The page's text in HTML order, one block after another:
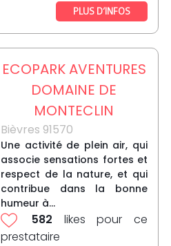
PLUS D’INFOS
ECOPARK AVENTURES
DOMAINE DE
MONTECLIN
Bièvres 91570
Une activité de plein air, qui
associe sensations fortes et
respect de la nature, et qui
contribue dans la bonne
humeur à...
582 likes pour ce
prestataire